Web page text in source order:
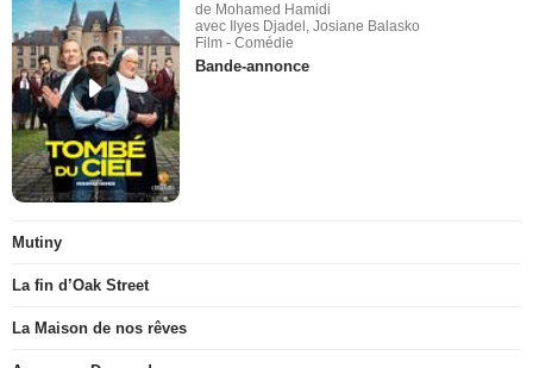
de Mohamed Hamidi
avec Ilyes Djadel, Josiane Balasko
Film - Comédie
Bande-annonce
Mutiny
La fin d’Oak Street
La Maison de nos rêves